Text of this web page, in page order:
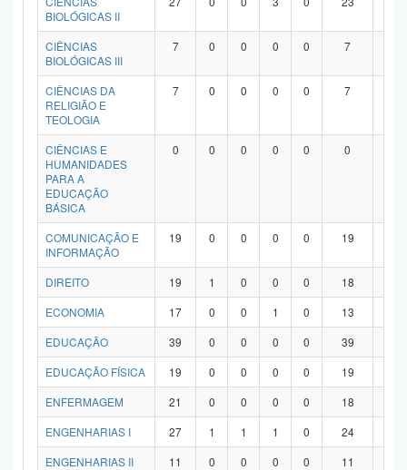
BIOLÓGICAS II
CIÊNCIAS
BIOLÓGICAS III
7 0 0 0 0 7
CIÊNCIAS DA
RELIGIÃO E
TEOLOGIA
7 0 0 0 0 7
CIÊNCIAS E
HUMANIDADES
PARA A
EDUCAÇÃO
BÁSICA
0 0 0 0 0 0
COMUNICAÇÃO E
INFORMAÇÃO
19 0 0 0 0 19
DIREITO 19 1 0 0 0 18
ECONOMIA
17 0 0 1 0 13
EDUCAÇÃO
39 0 0 0 0 39
EDUCAÇÃO FÍSICA
19 0 0 0 0 19
ENFERMAGEM
21 0 0 0 0 18
ENGENHARIAS I
27 1 1 1 0 24
ENGENHARIAS II
11 0 0 0 0 11